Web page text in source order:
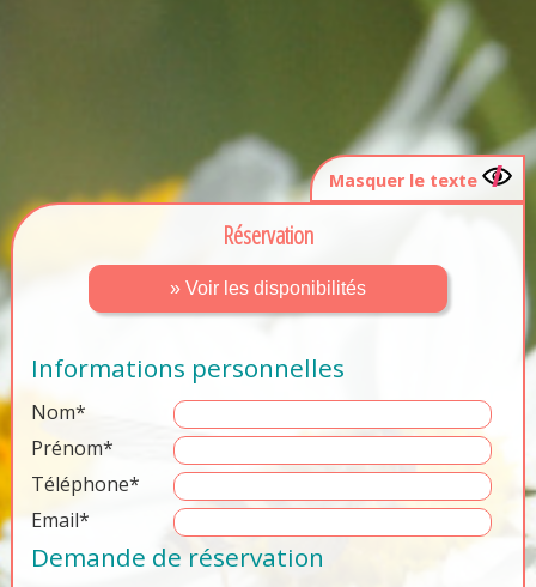
Masquer le texte
Réservation
» Voir les disponibilités
Informations personnelles
Nom*
Prénom*
Téléphone*
Email*
Demande de réservation